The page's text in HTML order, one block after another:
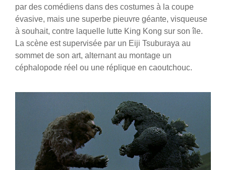
par des comédiens dans des costumes à la coupe
évasive, mais une superbe pieuvre géante, visqueuse
à souhait, contre laquelle lutte King Kong sur son île.
La scène est supervisée par un Eiji Tsuburaya au
sommet de son art, alternant au montage un
céphalopode réel ou une réplique en caoutchouc.